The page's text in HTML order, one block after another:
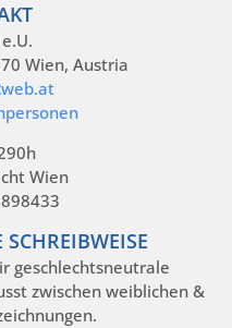
Wien, Austria
Wien
SCHREIBWEISE
geschlechtsneutrale
zwischen weiblichen &